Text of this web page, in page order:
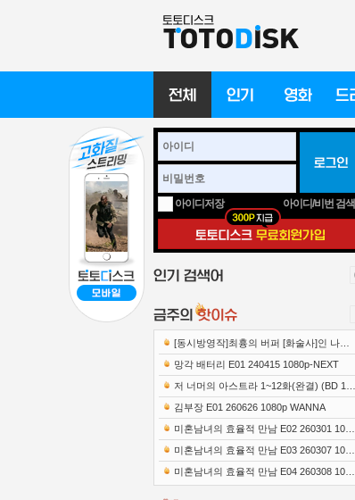
아이디저장 아이디/비번 검색
[동시방영작]최흉의 버퍼 [화술사]인 나는
세계 최강 클랜을 이끈다 E12 241219 108..
망각 배터리 E01 240415 1080p-NEXT
저 너머의 아스트라 1~12화(완결) (BD 192
0x1080 x265-10Bit FLACx2)
김부장 E01 260626 1080p WANNA
미혼남녀의 효율적 만남 E02 260301 1080
p-NEXT
미혼남녀의 효율적 만남 E03 260307 1080
p-NEXT
미혼남녀의 효율적 만남 E04 260308 1080